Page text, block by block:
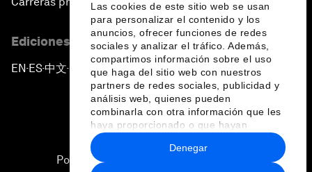
Las cookies de este sitio web se usan
para personalizar el contenido y los
anuncios, ofrecer funciones de redes
sociales y analizar el tráfico. Además,
compartimos información sobre el uso
que haga del sitio web con nuestros
partners de redes sociales, publicidad y
análisis web, quienes pueden
combinarla con otra información que les
haya proporcionado o que hayan
recopilado a partir del uso que haya
hecho de sus servicios.
Denegar
Ediciones en otros idiomas
EN ▪ ES▪中文▪ 日本語
Política de privacidad y normas de uso